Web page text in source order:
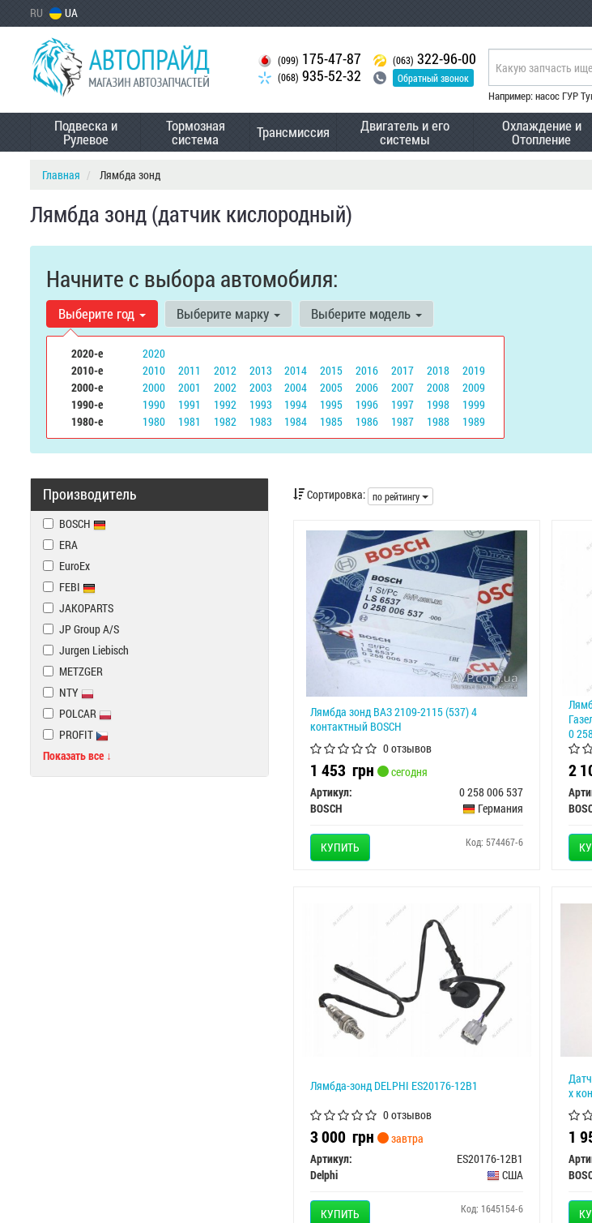
RU UA
(099) 175-47-87
(068) 935-52-32
(063) 322-96-00
Обратный звонок
Например: насос ГУР
Подвеска и
Рулевое
Тормозная
система Трансмиссия Двигатель и его
системы
Охлаждение и
Отопление
Главная Лямбда зонд
Лямбда зонд (датчик кислородный)
Начните с выбора автомобиля:
Выберите год
2020-е
2020
2010-е
2010 2011 2012 2013 2014 2015 2016 2017 2018
2019
2000-е
2000 2001 2002 2003 2004 2005 2006 2007 2008
2009
1990-е
1990 1991 1992 1993 1994 1995 1996 1997 1998
1999
1980-е
1980 1981 1982 1983 1984 1985 1986 1987 1988 1989
Выберите марку Выберите модель
Производитель
BOSCH
ERA
EuroEx
FEBI
JAKOPARTS
JP Group A/S
Jurgen Liebisch
METZGER
NTY
POLCAR
PROFIT
Показать все ↓
Сортировка: по рейтингу
Лямбда зонд ВАЗ 2109-2115 (537) 4
контактный BOSСH
0 отзывов
1 453 грн
сегодня
Артикул:
0 258 006 537
BOSCH
Германия
КУПИТЬ Код: 574467-6
0
2
Лямбда-зонд DELPHI ES20176-12B1
0 отзывов
3 000 грн
завтра
Артикул:
ES20176-12B1
Delphi
США
КУПИТЬ Код: 1645154-6
х
1